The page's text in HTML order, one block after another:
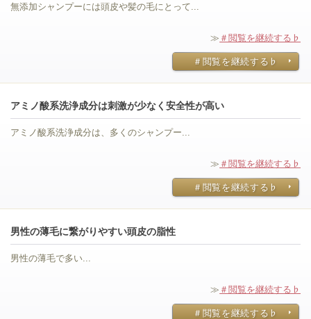
無添加シャンプーには頭皮や髪の毛にとって...
≫ ＃閲覧を継続する♭
＃閲覧を継続する♭
アミノ酸系洗浄成分は刺激が少なく安全性が高い
アミノ酸系洗浄成分は、多くのシャンプー...
≫ ＃閲覧を継続する♭
＃閲覧を継続する♭
男性の薄毛に繋がりやすい頭皮の脂性
男性の薄毛で多い...
≫ ＃閲覧を継続する♭
＃閲覧を継続する♭